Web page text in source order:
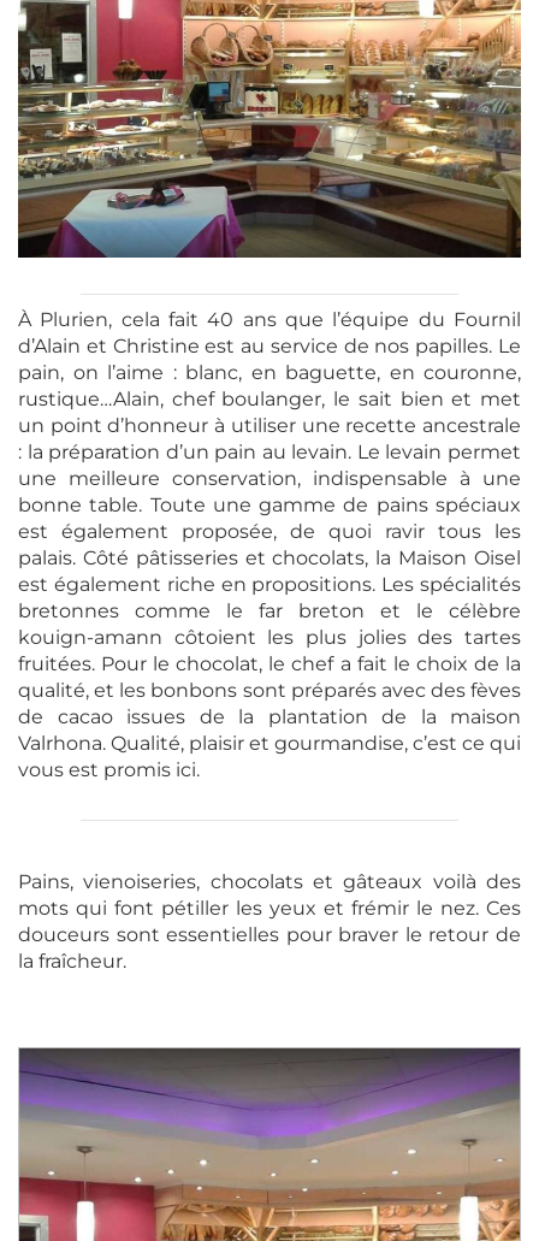
À Plurien, cela fait 40 ans que l’équipe du Fournil
d’Alain et Christine est au service de nos papilles. Le
pain, on l’aime : blanc, en baguette, en couronne,
rustique…Alain, chef boulanger, le sait bien et met
un point d’honneur à utiliser une recette ancestrale
: la préparation d’un pain au levain. Le levain permet
une meilleure conservation, indispensable à une
bonne table. Toute une gamme de pains spéciaux
est également proposée, de quoi ravir tous les
palais. Côté pâtisseries et chocolats, la Maison Oisel
est également riche en propositions. Les spécialités
bretonnes comme le far breton et le célèbre
kouign-amann côtoient les plus jolies des tartes
fruitées. Pour le chocolat, le chef a fait le choix de la
qualité, et les bonbons sont préparés avec des fèves
de cacao issues de la plantation de la maison
Valrhona. Qualité, plaisir et gourmandise, c’est ce qui
vous est promis ici.
Pains, vienoiseries, chocolats et gâteaux voilà des
mots qui font pétiller les yeux et frémir le nez. Ces
douceurs sont essentielles pour braver le retour de
la fraîcheur.